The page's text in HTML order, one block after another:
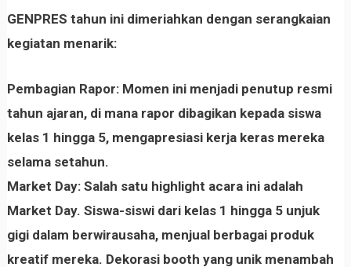
GENPRES tahun ini dimeriahkan dengan serangkaian
kegiatan menarik:
Pembagian Rapor: Momen ini menjadi penutup resmi
tahun ajaran, di mana rapor dibagikan kepada siswa
kelas 1 hingga 5, mengapresiasi kerja keras mereka
selama setahun.
Market Day: Salah satu highlight acara ini adalah
Market Day. Siswa-siswi dari kelas 1 hingga 5 unjuk
gigi dalam berwirausaha, menjual berbagai produk
kreatif mereka. Dekorasi booth yang unik menambah